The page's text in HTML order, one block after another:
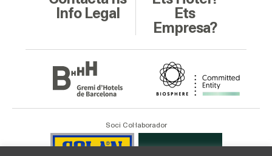
Info Legal
Ets
Empresa?
Soci Col·laborador